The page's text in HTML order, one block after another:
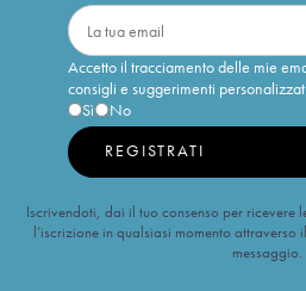
Accetto il tracciamento delle mie
consigli e suggerimenti personalizzati
Sì
No
REGISTRATI
Iscrivendoti, dai il tuo consenso per ricevere
l’iscrizione in qualsiasi momento
messaggio.